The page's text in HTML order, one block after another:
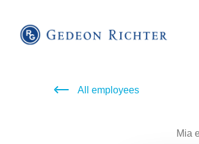
All employees
Mia